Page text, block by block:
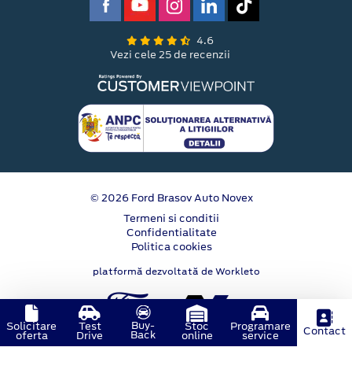
4.6
Vezi cele 25 de recenzii
© 2026 Ford Brasov Auto Novex
Termeni si conditii
Confidentialitate
Politica cookies
platformă dezvoltată de Workleto
Solicitare
oferta
Test
Drive
Buy-
Back
Stoc
online
Programare
service Contact